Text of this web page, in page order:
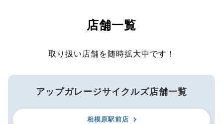
店舗一覧
取り扱い店舗を随時拡大中です！
アップガレージサイクルズ店舗一覧
相模原駅前店